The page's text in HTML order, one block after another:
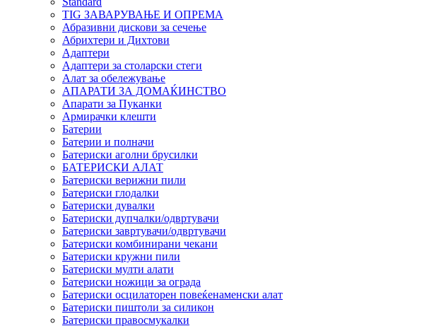
TIG ЗАВАРУВАЊЕ И ОПРЕМА
Абразивни дискови за сечење
Абрихтери и Дихтови
Адаптери
Адаптери за столарски стеги
Алат за обележување
АПАРАТИ ЗА ДОМАЌИНСТВО
Апарати за Пуканки
Армирачки клешти
Батерии
Батерии и полначи
Батериски аголни брусилки
БАТЕРИСКИ АЛАТ
Батериски верижни пили
Батериски глодалки
Батериски дувалки
Батериски дупчалки/одвртувачи
Батериски завртувачи/одвртувачи
Батериски комбинирани чекани
Батериски кружни пили
Батериски мулти алати
Батериски ножици за ограда
Батериски осцилаторен повеќенаменски алат
Батериски пиштоли за силикон
Батериски правосмукалки